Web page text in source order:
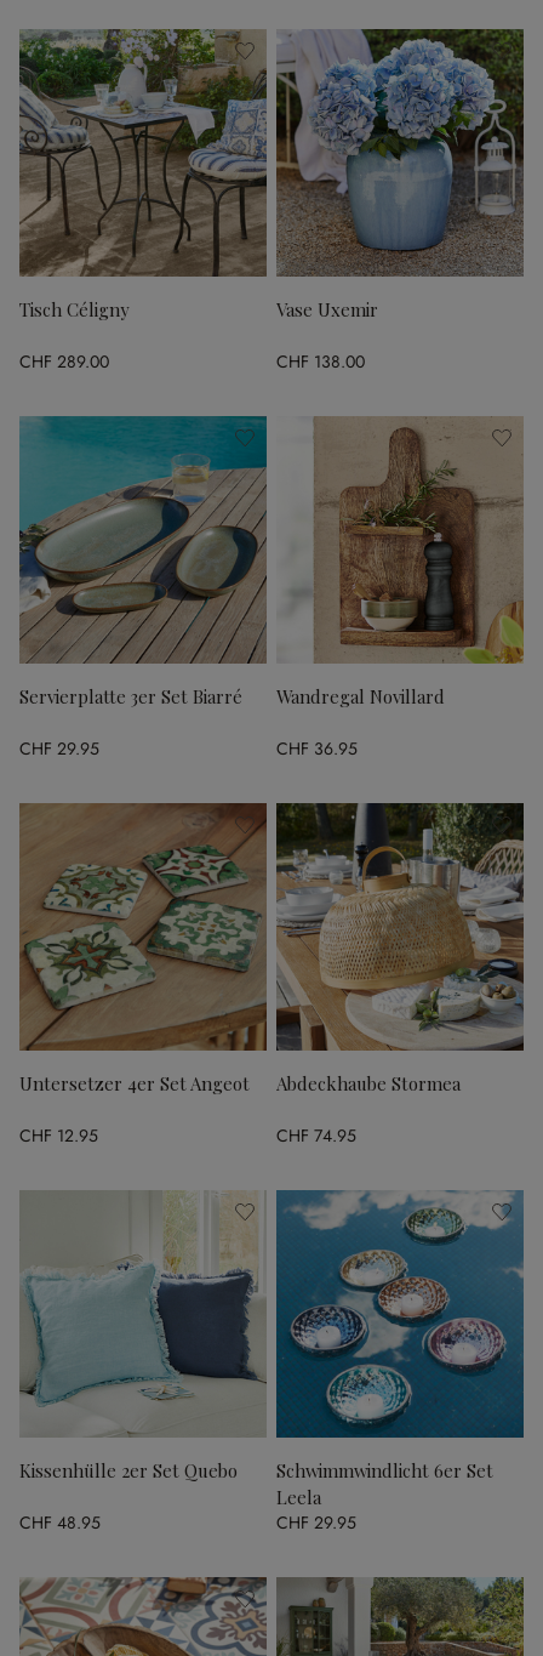
Tisch Céligny
CHF 289.00
Vase Uxemir
CHF 138.00
Servierplatte 3er Set Biarré
CHF 29.95
Wandregal Novillard
CHF 36.95
Untersetzer 4er Set Angeot
CHF 12.95
Abdeckhaube Stormea
CHF 74.95
Kissenhülle 2er Set Quebo
CHF 48.95
Schwimmwindlicht 6er Set
Leela
CHF 29.95